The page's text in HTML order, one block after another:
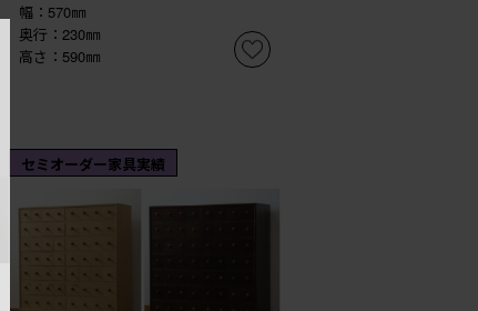
幅：570㎜
奥行：230㎜
高さ：590㎜
セミオーダー家具実績